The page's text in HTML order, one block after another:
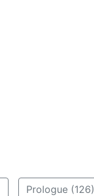
Prologue (126)